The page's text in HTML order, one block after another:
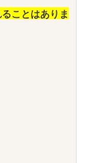
ことはありま